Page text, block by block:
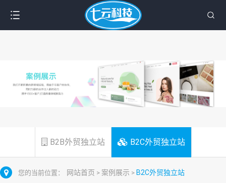
B2B外贸独立站 B2C外贸独立站
您的当前位置： 网站首页 > 案例展示 > B2C外贸独立站